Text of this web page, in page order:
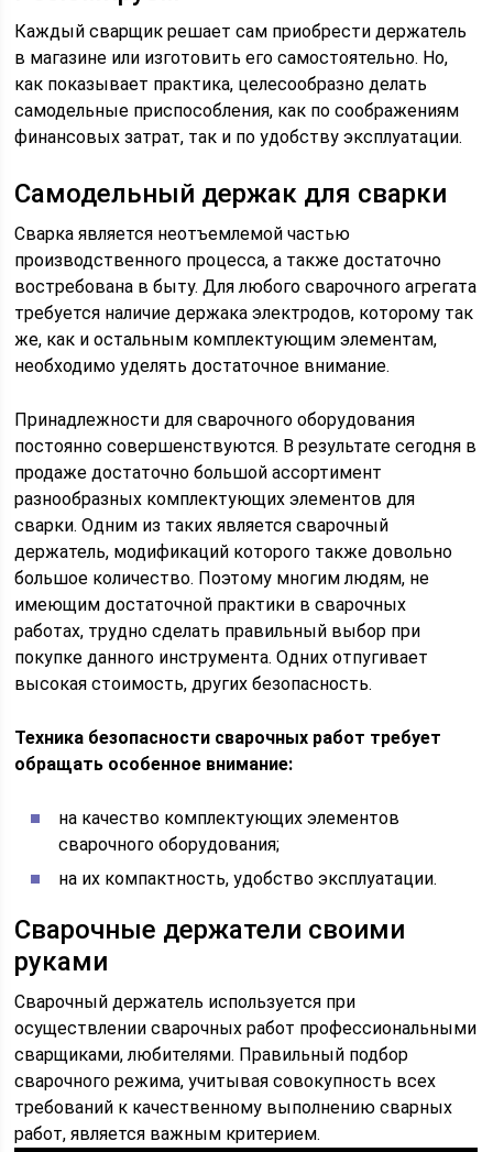
Каждый сварщик решает сам приобрести держатель
в магазине или изготовить его самостоятельно. Но,
как показывает практика, целесообразно делать
самодельные приспособления, как по соображениям
финансовых затрат, так и по удобству эксплуатации.
Самодельный держак для сварки
Сварка является неотъемлемой частью
производственного процесса, а также достаточно
востребована в быту. Для любого сварочного агрегата
требуется наличие держака электродов, которому так
же, как и остальным комплектующим элементам,
необходимо уделять достаточное внимание.
Принадлежности для сварочного оборудования
постоянно совершенствуются. В результате сегодня в
продаже достаточно большой ассортимент
разнообразных комплектующих элементов для
сварки. Одним из таких является сварочный
держатель, модификаций которого также довольно
большое количество. Поэтому многим людям, не
имеющим достаточной практики в сварочных
работах, трудно сделать правильный выбор при
покупке данного инструмента. Одних отпугивает
высокая стоимость, других безопасность.
Техника безопасности сварочных работ требует
обращать особенное внимание:
на качество комплектующих элементов
сварочного оборудования;
на их компактность, удобство эксплуатации.
Сварочные держатели своими
руками
Сварочный держатель используется при
осуществлении сварочных работ профессиональными
сварщиками, любителями. Правильный подбор
сварочного режима, учитывая совокупность всех
требований к качественному выполнению сварных
работ, является важным критерием.